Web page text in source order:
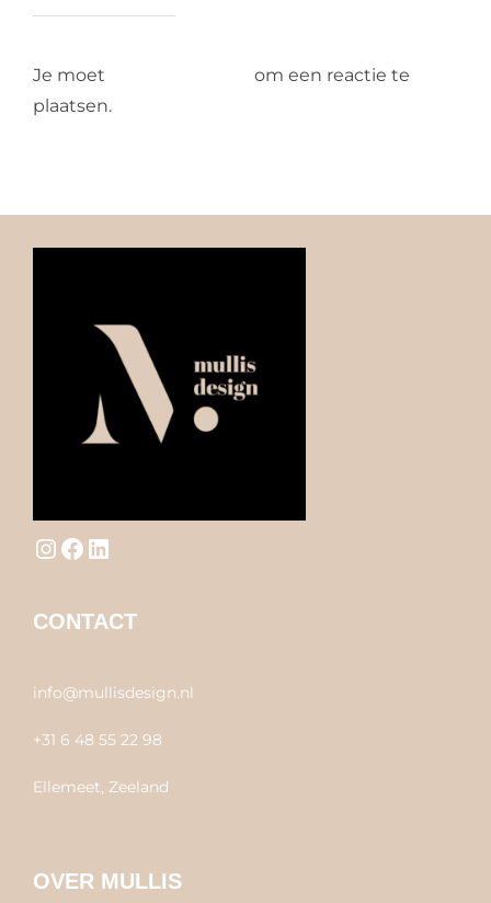
Je moet
om een reactie te
plaatsen.
InstagramFacebook LinkedIn
CONTACT
info@mullisdesign.nl
+31 6 48 55 22 98
Ellemeet, Zeeland
OVER MULLIS